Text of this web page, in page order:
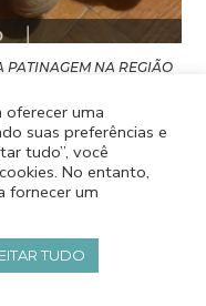
PATINAGEM NA REGIÃO
oferecer uma
suas preferências e
tudo”, você
No entanto,
fornecer um
TUDO